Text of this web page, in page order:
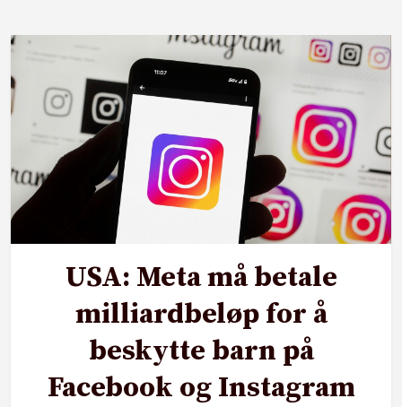
USA: Meta må betale
milliardbeløp for å
beskytte barn på
Facebook og Instagram